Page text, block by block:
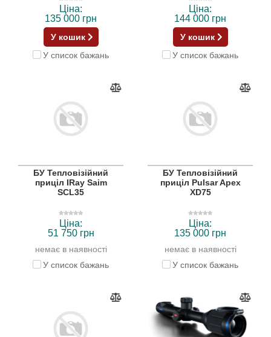
Ціна:
135 000 грн
У кошик
У список бажань
Ціна:
144 000 грн
У кошик
У список бажань
БУ Тепловізійний
приціл IRay Saim
SCL35
Ціна:
51 750 грн
немає в наявності
У список бажань
БУ Тепловізійний
приціл Pulsar Apex
XD75
Ціна:
135 000 грн
немає в наявності
У список бажань